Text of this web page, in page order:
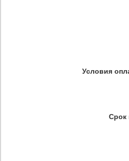
Условия
Срок